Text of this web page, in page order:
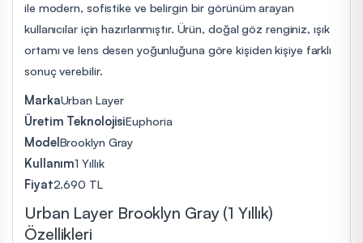
ile modern, sofistike ve belirgin bir görünüm arayan
kullanıcılar için hazırlanmıştır. Ürün, doğal göz renginiz, ışık
ortamı ve lens desen yoğunluğuna göre kişiden kişiye farklı
sonuç verebilir.
MarkaUrban Layer
Üretim TeknolojisiEuphoria
ModelBrooklyn Gray
Kullanım1 Yıllık
Fiyat2.690 TL
Urban Layer Brooklyn Gray (1 Yıllık)
Özellikleri